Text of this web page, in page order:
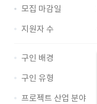
모집 마감일
지원자 수
구인 배경
구인 유형
프로젝트 산업 분야